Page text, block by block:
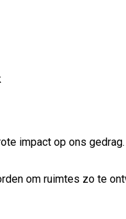
impact op ons
om ruimtes zo te